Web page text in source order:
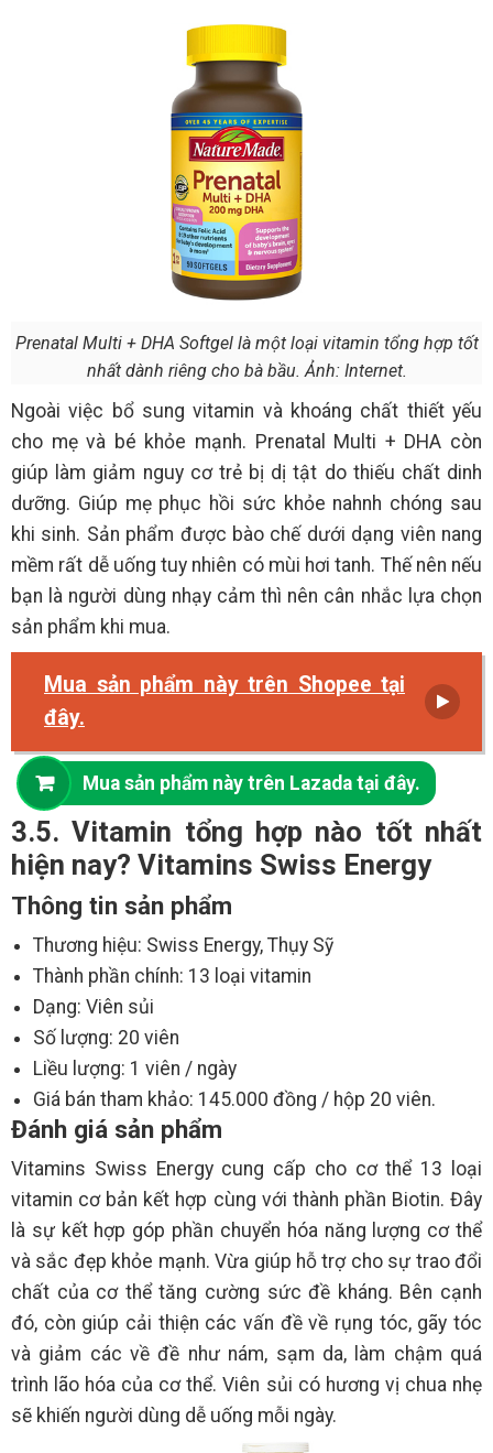
Prenatal Multi + DHA Softgel là một loại vitamin tổng hợp tốt
nhất dành riêng cho bà bầu. Ảnh: Internet.
Ngoài việc bổ sung vitamin và khoáng chất thiết yếu
cho mẹ và bé khỏe mạnh. Prenatal Multi + DHA còn
giúp làm giảm nguy cơ trẻ bị dị tật do thiếu chất dinh
dưỡng. Giúp mẹ phục hồi sức khỏe nahnh chóng sau
khi sinh. Sản phẩm được bào chế dưới dạng viên nang
mềm rất dễ uống tuy nhiên có mùi hơi tanh. Thế nên nếu
bạn là người dùng nhạy cảm thì nên cân nhắc lựa chọn
sản phẩm khi mua.
Mua sản phẩm này trên Shopee tại
đây.
Mua sản phẩm này trên Lazada tại đây.
3.5. Vitamin tổng hợp nào tốt nhất
hiện nay? Vitamins Swiss Energy
Thông tin sản phẩm
Thương hiệu: Swiss Energy, Thụy Sỹ
Thành phần chính: 13 loại vitamin
Dạng: Viên sủi
Số lượng: 20 viên
Liều lượng: 1 viên / ngày
Giá bán tham khảo: 145.000 đồng / hộp 20 viên.
Đánh giá sản phẩm
Vitamins Swiss Energy cung cấp cho cơ thể 13 loại
vitamin cơ bản kết hợp cùng với thành phần Biotin. Đây
là sự kết hợp góp phần chuyển hóa năng lượng cơ thể
và sắc đẹp khỏe mạnh. Vừa giúp hỗ trợ cho sự trao đổi
chất của cơ thể tăng cường sức đề kháng. Bên cạnh
đó, còn giúp cải thiện các vấn đề về rụng tóc, gãy tóc
và giảm các về đề như nám, sạm da, làm chậm quá
trình lão hóa của cơ thể. Viên sủi có hương vị chua nhẹ
sẽ khiến người dùng dễ uống mỗi ngày.